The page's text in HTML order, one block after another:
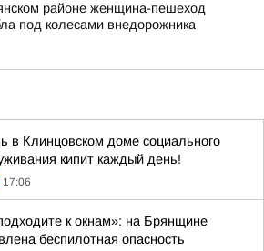
районе женщина-пешеход
под колесами внедорожника
в Клинцовском доме социального
кипит каждый день!
17:06
к окнам»: на Брянщине
беспилотная опасность